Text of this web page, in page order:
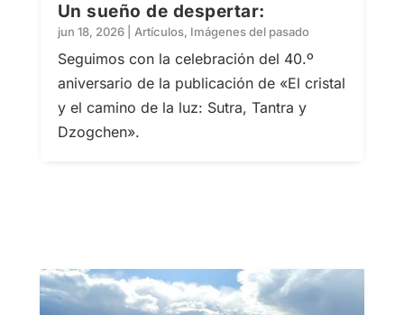
Un sueño de despertar:
jun 18, 2026| Artículos, Imágenes del pasado
Seguimos con la celebración del 40.º
aniversario de la publicación de «El cristal
y el camino de la luz: Sutra, Tantra y
Dzogchen».